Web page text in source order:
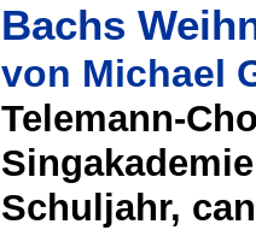
Bachs
von Michael
Telemann-
Schuljahr,